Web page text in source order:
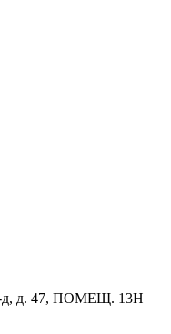
д, д. 47, ПОМЕЩ. 13Н